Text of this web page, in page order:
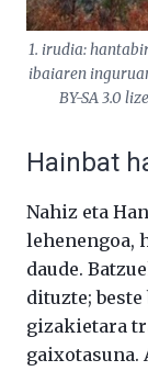
1. irudia:
ibaiaren
BY-SA 3.0
Hainbat
Nahiz eta
lehenengoa,
daude.
dituzte;
gizakietara